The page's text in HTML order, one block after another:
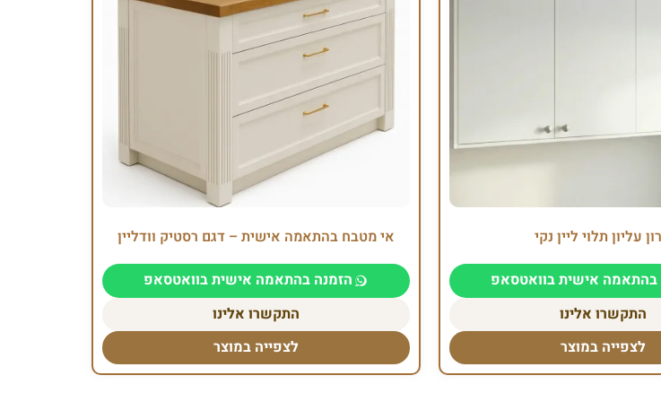
עליון תלוי ליין נקי
בהתאמה אישית בוואטסאפ
התקשרו אלינו
לצפייה במוצר
אי מטבח בהתאמה אישית – דגם רסטיק וודליין
הזמנה בהתאמה אישית בוואטסאפ
התקשרו אלינו
לצפייה במוצר